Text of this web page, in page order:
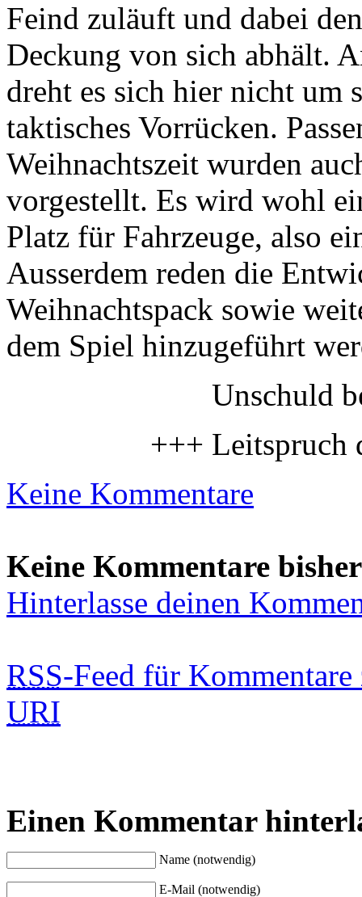
Feind zuläuft und dabei
Deckung von sich abhält.
dreht es sich hier nicht um
taktisches Vorrücken.
Weihnachtszeit wurden
vorgestellt. Es wird wohl
Platz für Fahrzeuge, also
Ausserdem reden die
Weihnachtspack sowie
dem Spiel hinzugeführt
Unschuld
+++ Leitspruch
Keine Kommentare
Keine Kommentare bisher
Hinterlasse deinen
RSS-Feed für
URI
Einen Kommentar
Name (notwendig)
E-Mail (notwendig)